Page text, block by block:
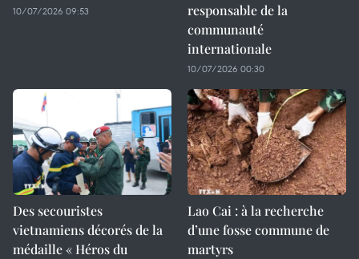
10/07/2026 09:53
responsable de la
communauté
internationale
10/07/2026 00:30
Des secouristes
vietnamiens décorés de la
médaille « Héros du
Lao Cai : à la recherche
d’une fosse commune de
martyrs